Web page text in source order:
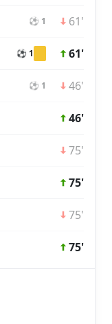
⚽ 1 61'
⚽ 1 61'
⚽ 1 46'
46'
75'
75'
75'
75'